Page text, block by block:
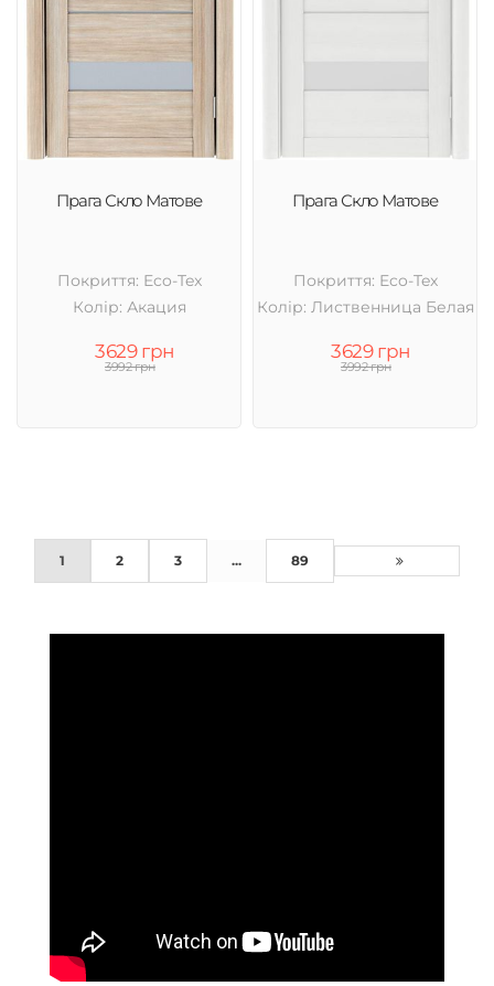
Прага Скло Матове
Покриття: Eco-Tex
Колір: Акация
3629 грн
3992 грн
Прага Скло Матове
Покриття: Eco-Tex
Колір: Лиственница Белая
3629 грн
3992 грн
1 2 3 ... 89